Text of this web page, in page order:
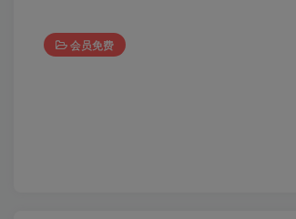
会员免费